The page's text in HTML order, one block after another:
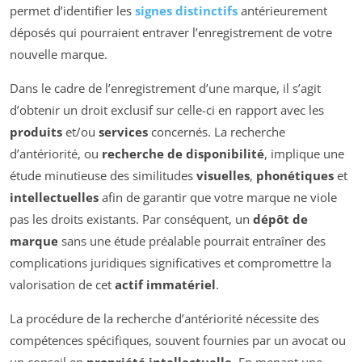
permet d’identifier les signes distinctifs antérieurement
déposés qui pourraient entraver l’enregistrement de votre
nouvelle marque.
Dans le cadre de l’enregistrement d’une marque, il s’agit
d’obtenir un droit exclusif sur celle-ci en rapport avec les
produits et/ou services concernés. La recherche
d’antériorité, ou recherche de disponibilité, implique une
étude minutieuse des similitudes visuelles, phonétiques et
intellectuelles afin de garantir que votre marque ne viole
pas les droits existants. Par conséquent, un dépôt de
marque sans une étude préalable pourrait entraîner des
complications juridiques significatives et compromettre la
valorisation de cet actif immatériel.
La procédure de la recherche d’antériorité nécessite des
compétences spécifiques, souvent fournies par un avocat ou